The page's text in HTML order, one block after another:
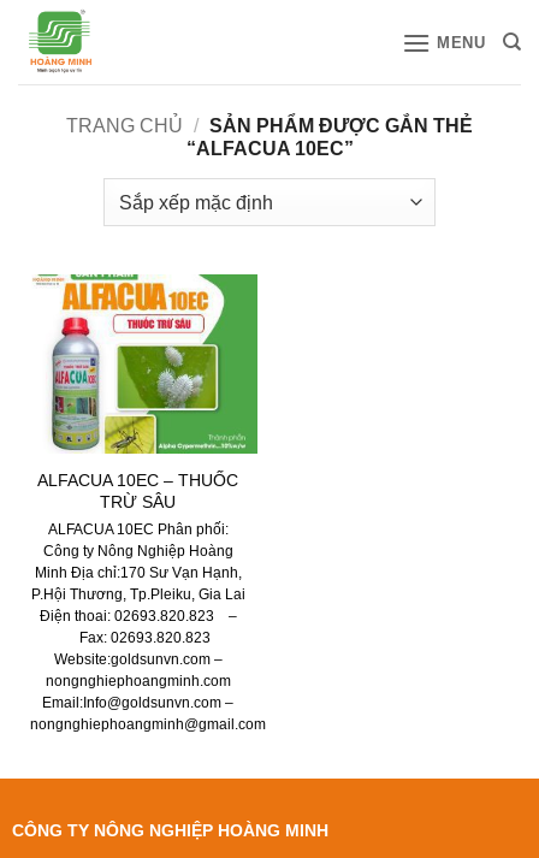
qua
MENU
TRANG CHỦ / SẢN PHẨM ĐƯỢC GẮN THẺ
“ALFACUA 10EC”
ALFACUA 10EC – THUỐC
TRỪ SÂU
ALFACUA 10EC Phân phối:
Công ty Nông Nghiệp Hoàng
Minh Địa chỉ:170 Sư Vạn Hạnh,
P.Hội Thương, Tp.Pleiku, Gia Lai
Điện thoai: 02693.820.823 –
Fax: 02693.820.823
Website:goldsunvn.com –
nongnghiephoangminh.com
Email:Info@goldsunvn.com –
nongnghiephoangminh@gmail.com
CÔNG TY NÔNG NGHIỆP HOÀNG MINH